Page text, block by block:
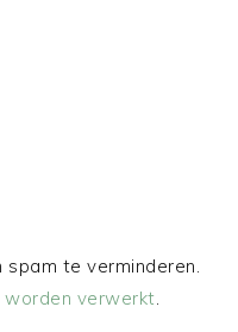
te verminderen.
worden verwerkt